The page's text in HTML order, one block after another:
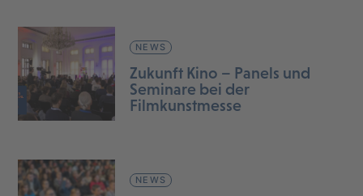
NEWS
Zukunft Kino – Panels und
Seminare bei der
Filmkunstmesse
NEWS